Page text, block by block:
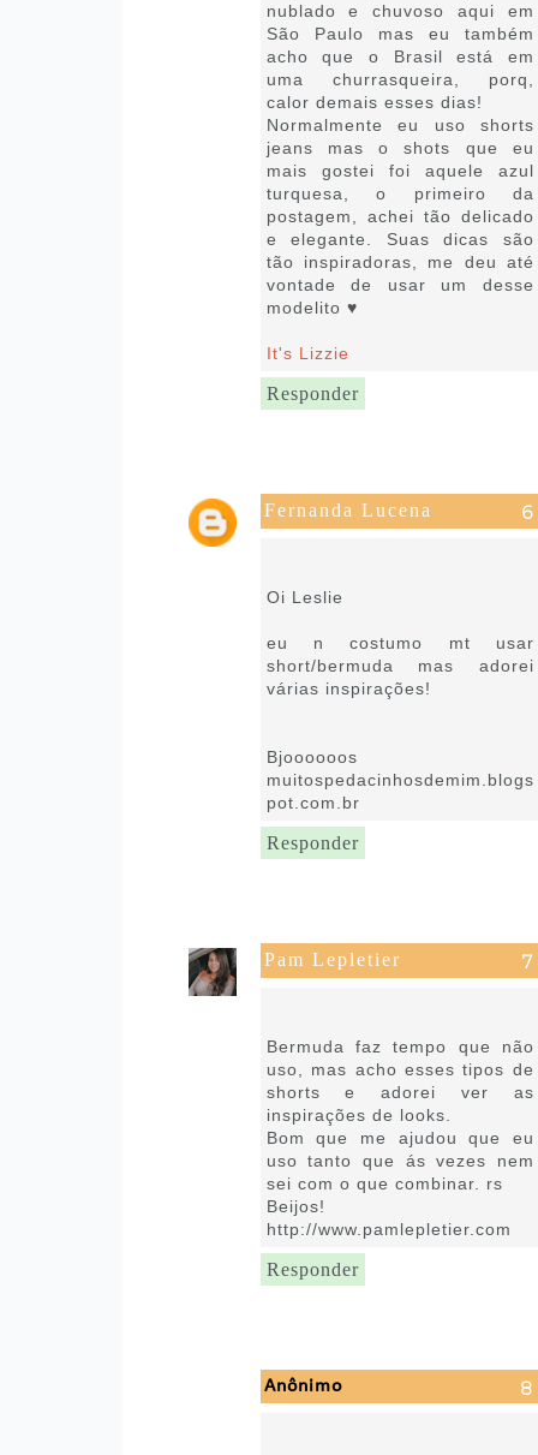
nublado e chuvoso aqui em
São Paulo mas eu também
acho que o Brasil está em
uma churrasqueira, porq,
calor demais esses dias!
Normalmente eu uso shorts
jeans mas o shots que eu
mais gostei foi aquele azul
turquesa, o primeiro da
postagem, achei tão delicado
e elegante. Suas dicas são
tão inspiradoras, me deu até
vontade de usar um desse
modelito ♥
It's Lizzie
Responder
Fernanda Lucena
Oi Leslie
eu n costumo mt usar
short/bermuda mas adorei
várias inspirações!
Bjoooooos
muitospedacinhosdemim.blogs
pot.com.br
Responder
Pam Lepletier
Bermuda faz tempo que não
uso, mas acho esses tipos de
shorts e adorei ver as
inspirações de looks.
Bom que me ajudou que eu
uso tanto que ás vezes nem
sei com o que combinar. rs
Beijos!
http://www.pamlepletier.com
Responder
Anônimo